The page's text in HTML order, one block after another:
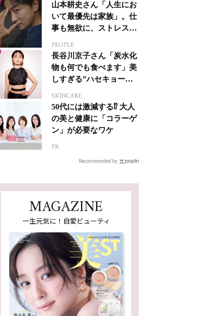
山本耕史さん「人生にお
いて最優先は家族」。仕
事も無欲に、ストレスを
PEOPLE
長谷川京子さん「炭水化
物も何でも食べます」美
しすぎる”ハセキョーボ
SKINCARE
50代には激減する⁉ 大人
の美と健康に「コラーゲ
ン」が必要なワケ
PR
Recommended by
MAGAZINE
一生元気に！自愛ビューティ